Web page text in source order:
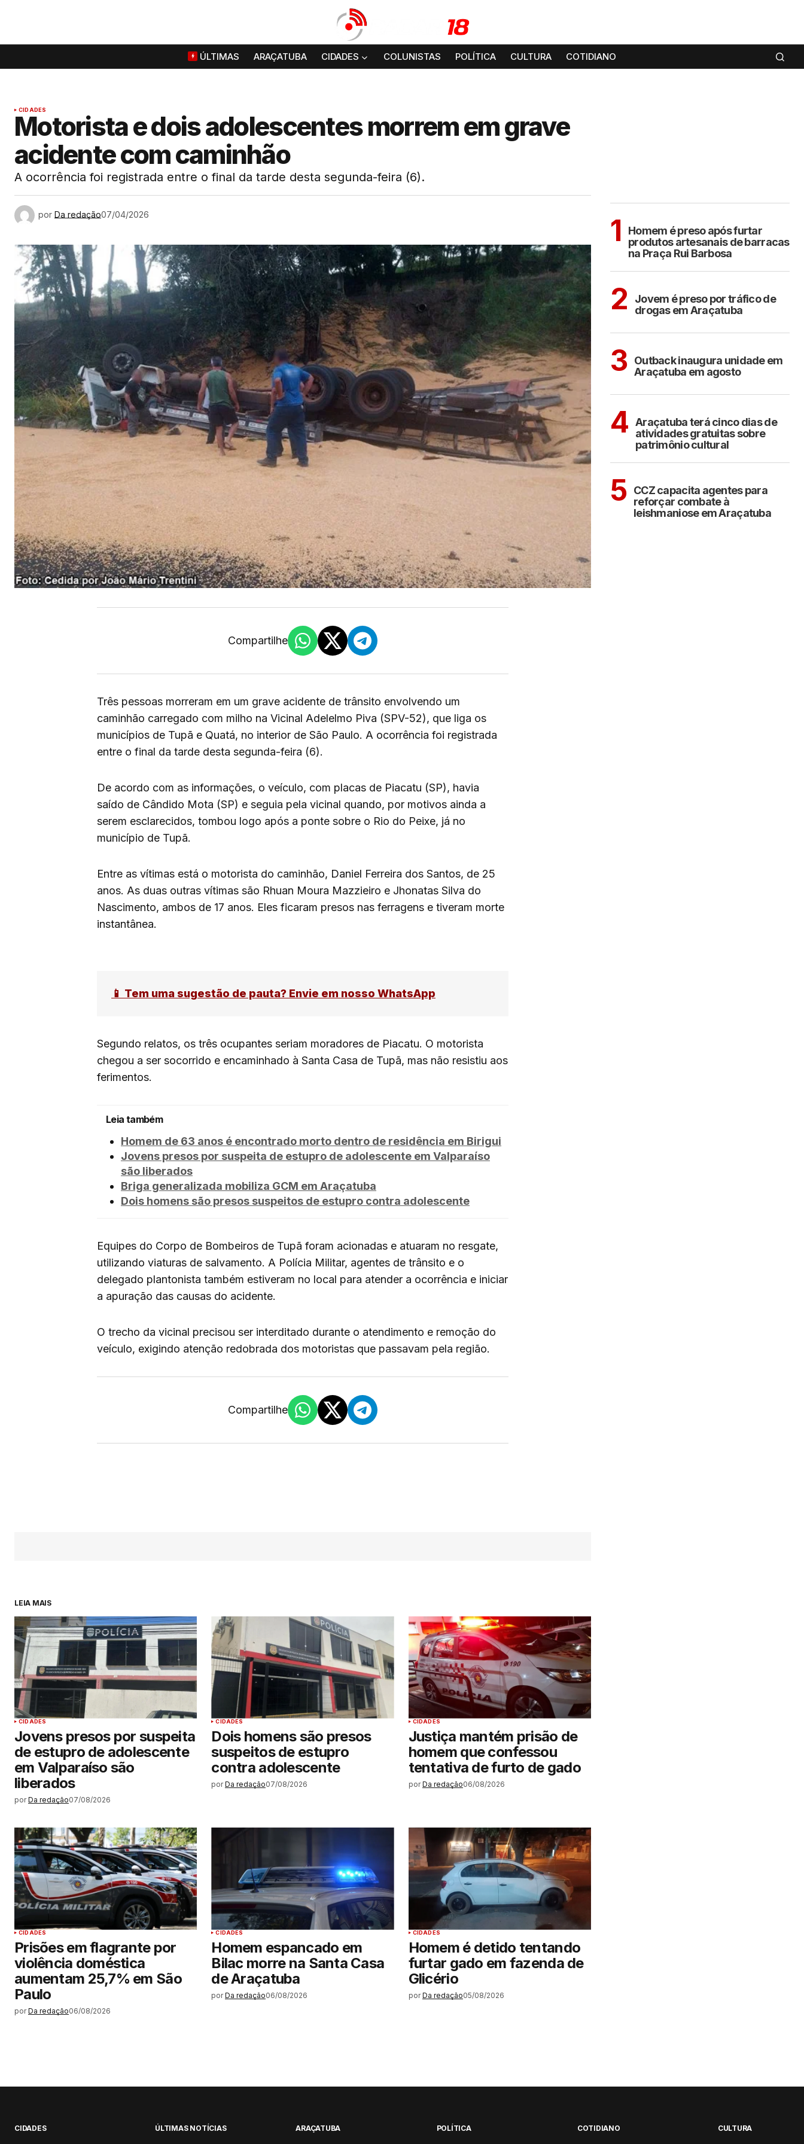
ÚLTIMAS ARAÇATUBA CIDADES COLUNISTAS POLÍTICA CULTURA COTIDIANO
CIDADES
Motorista e dois adolescentes morrem em grave
acidente com caminhão
A ocorrência foi registrada entre o final da tarde desta segunda-feira (6).
por Da redação07/04/2026
Compartilhe
Três pessoas morreram em um grave acidente de trânsito envolvendo um
caminhão carregado com milho na Vicinal Adelelmo Piva (SPV-52), que liga os
municípios de Tupã e Quatá, no interior de São Paulo. A ocorrência foi registrada
entre o final da tarde desta segunda-feira (6).
De acordo com as informações, o veículo, com placas de Piacatu (SP), havia
saído de Cândido Mota (SP) e seguia pela vicinal quando, por motivos ainda a
serem esclarecidos, tombou logo após a ponte sobre o Rio do Peixe, já no
município de Tupã.
Entre as vítimas está o motorista do caminhão, Daniel Ferreira dos Santos, de 25
anos. As duas outras vítimas são Rhuan Moura Mazzieiro e Jhonatas Silva do
Nascimento, ambos de 17 anos. Eles ficaram presos nas ferragens e tiveram morte
instantânea.
📱 Tem uma sugestão de pauta? Envie em nosso WhatsApp
Segundo relatos, os três ocupantes seriam moradores de Piacatu. O motorista
chegou a ser socorrido e encaminhado à Santa Casa de Tupã, mas não resistiu aos
ferimentos.
Leia também
Homem de 63 anos é encontrado morto dentro de residência em Birigui
Jovens presos por suspeita de estupro de adolescente em Valparaíso
são liberados
Briga generalizada mobiliza GCM em Araçatuba
Dois homens são presos suspeitos de estupro contra adolescente
Equipes do Corpo de Bombeiros de Tupã foram acionadas e atuaram no resgate,
utilizando viaturas de salvamento. A Polícia Militar, agentes de trânsito e o
delegado plantonista também estiveram no local para atender a ocorrência e iniciar
a apuração das causas do acidente.
O trecho da vicinal precisou ser interditado durante o atendimento e remoção do
veículo, exigindo atenção redobrada dos motoristas que passavam pela região.
Compartilhe
LEIA MAIS
CIDADES
Jovens presos por suspeita
de estupro de adolescente
em Valparaíso são
liberados
por Da redação07/08/2026
CIDADES
Dois homens são presos
suspeitos de estupro
contra adolescente
por Da redação07/08/2026
CIDADES
Justiça mantém prisão de
homem que confessou
tentativa de furto de gado
por Da redação06/08/2026
CIDADES
Prisões em flagrante por
violência doméstica
aumentam 25,7% em São
Paulo
por Da redação06/08/2026
CIDADES
Homem espancado em
Bilac morre na Santa Casa
de Araçatuba
por Da redação06/08/2026
CIDADES
Homem é detido tentando
furtar gado em fazenda de
Glicério
por Da redação05/08/2026
1
Homem é preso após furtar
produtos artesanais de barracas
na Praça Rui Barbosa
2
Jovem é preso por tráfico de
drogas em Araçatuba
3 Outback inaugura unidade em
Araçatuba em agosto
4 Araçatuba terá cinco dias de
atividades gratuitas sobre
patrimônio cultural
5 CCZ capacita agentes para
reforçar combate à
leishmaniose em Araçatuba
CIDADES ÚLTIMAS NOTÍCIAS ARAÇATUBA POLÍTICA COTIDIANO CULTURA